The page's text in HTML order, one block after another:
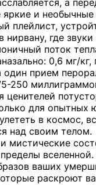
а
и необычные
плейлист,
нирвану, где
поток
0,6 мг/
прием
250
для опытных
в космос,
над своим телом.
мистические
пределы
ваших
раскроют